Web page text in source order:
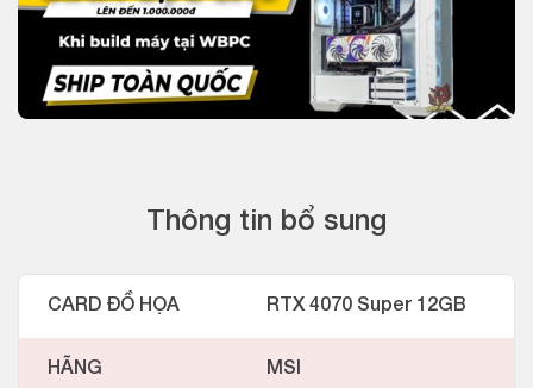
Thông tin bổ sung
CARD ĐỒ HỌA RTX 4070 Super 12GB
HÃNG MSI